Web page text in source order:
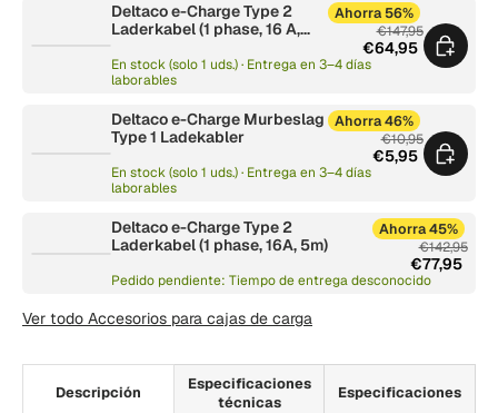
Deltaco e-Charge Type 2
Laderkabel (1 phase, 16 A,
Ahorra 56%
€147,95
€64,95
En stock (solo 1 uds.) · Entrega en 3–4 días
laborables
Deltaco e-Charge Murbeslag
Type 1 Ladekabler
Ahorra 46%
€10,95
€5,95
En stock (solo 1 uds.) · Entrega en 3–4 días
laborables
Deltaco e-Charge Type 2
Laderkabel (1 phase, 16A, 5m)
Ahorra 45%
€142,95
€77,95
Pedido pendiente: Tiempo de entrega desconocido
Ver todo Accesorios para cajas de carga
Descripción
Especificaciones
técnicas
Especificaciones